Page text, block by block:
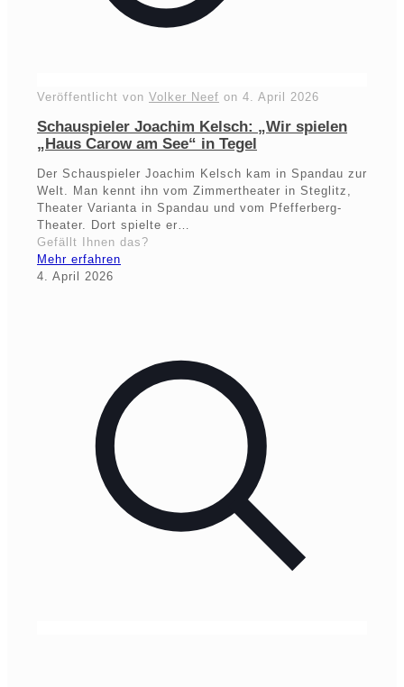
Veröffentlicht von Volker Neef on 4. April 2026
Schauspieler Joachim Kelsch: „Wir spielen
„Haus Carow am See“ in Tegel
Der Schauspieler Joachim Kelsch kam in Spandau zur
Welt. Man kennt ihn vom Zimmertheater in Steglitz,
Theater Varianta in Spandau und vom Pfefferberg-
Theater. Dort spielte er…
Gefällt Ihnen das?
Mehr erfahren
4. April 2026